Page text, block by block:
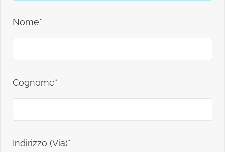
Nome*
Cognome*
Indirizzo (Via)*